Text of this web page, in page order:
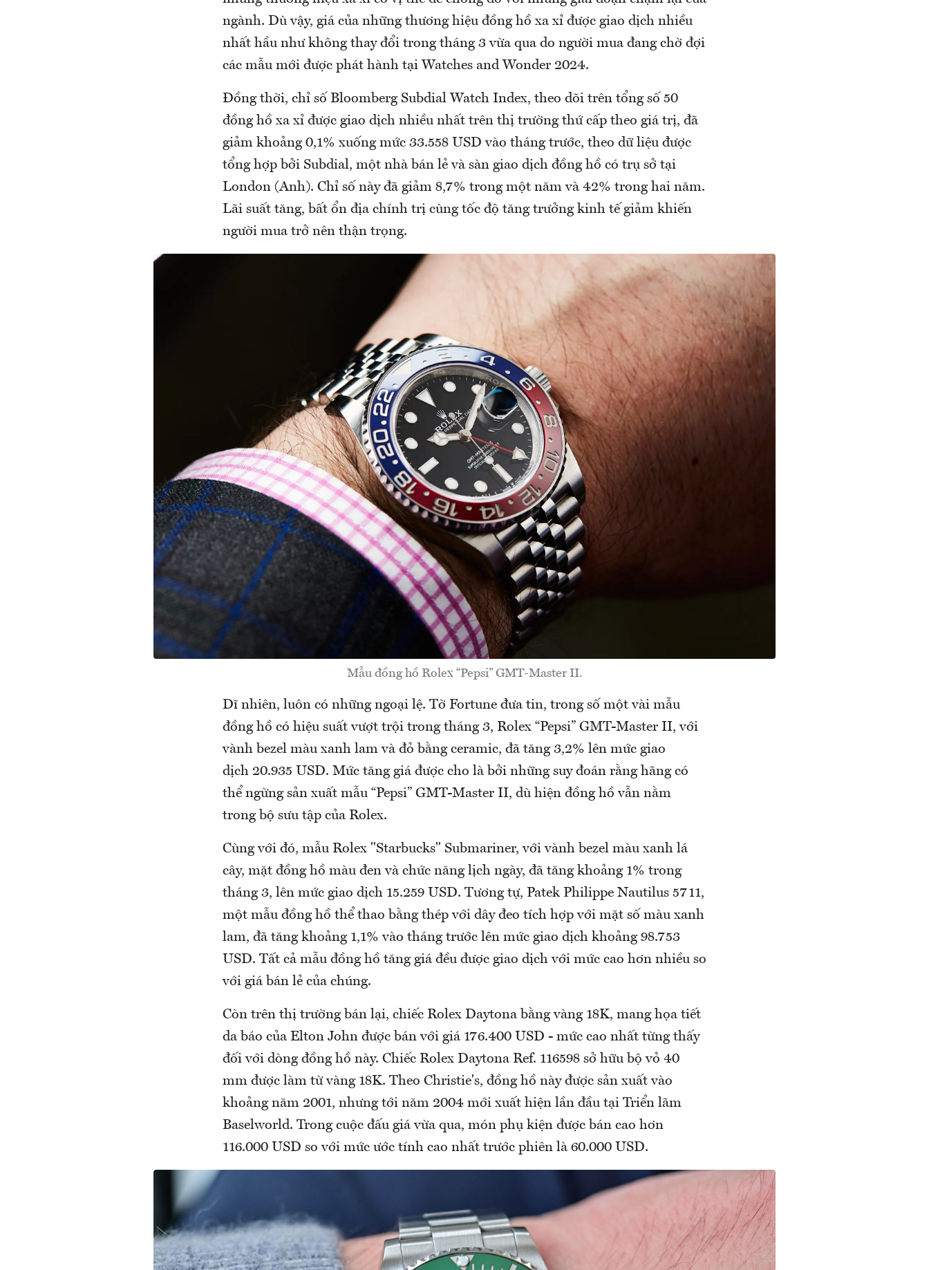
ngành. Dù vậy, giá của những thương hiệu đồng hồ xa xỉ được giao dịch nhiều
nhất hầu như không thay đổi trong tháng 3 vừa qua do người mua đang chờ đợi
các mẫu mới được phát hành tại Watches and Wonder 2024.
Đồng thời, chỉ số Bloomberg Subdial Watch Index, theo dõi trên tổng số 50
đồng hồ xa xỉ được giao dịch nhiều nhất trên thị trường thứ cấp theo giá trị, đã
giảm khoảng 0,1% xuống mức 33.558 USD vào tháng trước, theo dữ liệu được
tổng hợp bởi Subdial, một nhà bán lẻ và sàn giao dịch đồng hồ có trụ sở tại
London (Anh). Chỉ số này đã giảm 8,7% trong một năm và 42% trong hai năm.
Lãi suất tăng, bất ổn địa chính trị cùng tốc độ tăng trưởng kinh tế giảm khiến
người mua trở nên thận trọng.
Mẫu đồng hồ Rolex “Pepsi” GMT-Master II.
Dĩ nhiên, luôn có những ngoại lệ. Tờ Fortune đưa tin, trong số một vài mẫu
đồng hồ có hiệu suất vượt trội trong tháng 3, Rolex “Pepsi” GMT-Master II, với
vành bezel màu xanh lam và đỏ bằng ceramic, đã tăng 3,2% lên mức giao
dịch 20.935 USD. Mức tăng giá được cho là bởi những suy đoán rằng hãng có
thể ngừng sản xuất mẫu “Pepsi” GMT-Master II, dù hiện đồng hồ vẫn nằm
trong bộ sưu tập của Rolex.
Cùng với đó, mẫu Rolex "Starbucks" Submariner, với vành bezel màu xanh lá
cây, mặt đồng hồ màu đen và chức năng lịch ngày, đã tăng khoảng 1% trong
tháng 3, lên mức giao dịch 15.259 USD. Tương tự, Patek Philippe Nautilus 5711,
một mẫu đồng hồ thể thao bằng thép với dây đeo tích hợp với mặt số màu xanh
lam, đã tăng khoảng 1,1% vào tháng trước lên mức giao dịch khoảng 98.753
USD. Tất cả mẫu đồng hồ tăng giá đều được giao dịch với mức cao hơn nhiều so
với giá bán lẻ của chúng.
Còn trên thị trường bán lại, chiếc Rolex Daytona bằng vàng 18K, mang họa tiết
da báo của Elton John được bán với giá 176.400 USD - mức cao nhất từng thấy
đối với dòng đồng hồ này. Chiếc Rolex Daytona Ref. 116598 sở hữu bộ vỏ 40
mm được làm từ vàng 18K. Theo Christie's, đồng hồ này được sản xuất vào
khoảng năm 2001, nhưng tới năm 2004 mới xuất hiện lần đầu tại Triển lãm
Baselworld. Trong cuộc đấu giá vừa qua, món phụ kiện được bán cao hơn
116.000 USD so với mức ước tính cao nhất trước phiên là 60.000 USD.